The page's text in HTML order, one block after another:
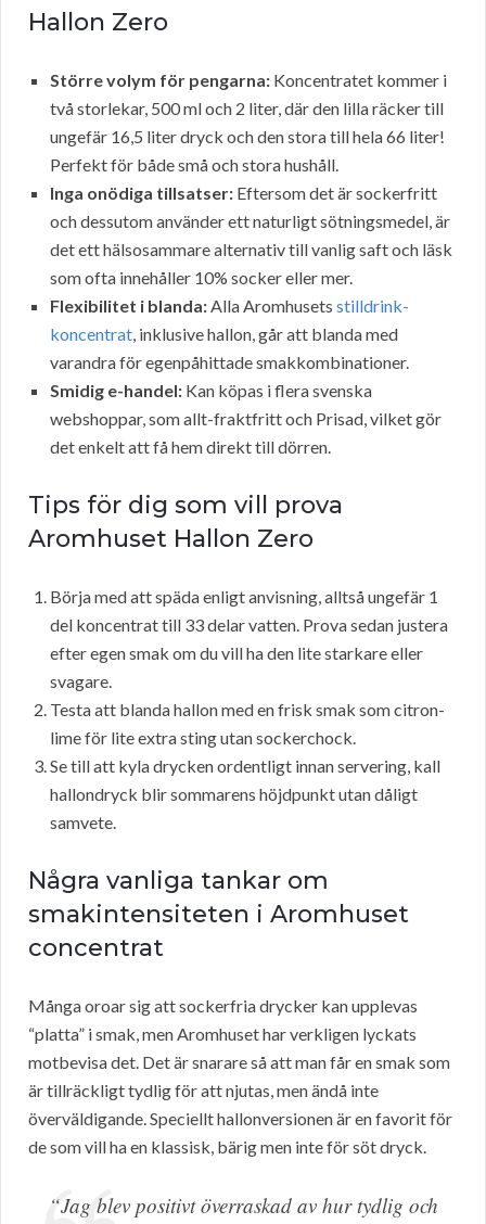
Hallon Zero
Större volym för pengarna: Koncentratet kommer i
två storlekar, 500 ml och 2 liter, där den lilla räcker till
ungefär 16,5 liter dryck och den stora till hela 66 liter!
Perfekt för både små och stora hushåll.
Inga onödiga tillsatser: Eftersom det är sockerfritt
och dessutom använder ett naturligt sötningsmedel, är
det ett hälsosammare alternativ till vanlig saft och läsk
som ofta innehåller 10% socker eller mer.
Flexibilitet i blanda:Alla Aromhusets stilldrink-
koncentrat, inklusive hallon, går att blanda med
varandra för egenpåhittade smakkombinationer.
Smidig e-handel: Kan köpas i flera svenska
webshoppar, som allt-fraktfritt och Prisad, vilket gör
det enkelt att få hem direkt till dörren.
Tips för dig som vill prova
Aromhuset Hallon Zero
Börja med att späda enligt anvisning, alltså ungefär 1
del koncentrat till 33 delar vatten. Prova sedan justera
efter egen smak om du vill ha den lite starkare eller
svagare.
Testa att blanda hallon med en frisk smak som citron-
lime för lite extra sting utan sockerchock.
Se till att kyla drycken ordentligt innan servering, kall
hallondryck blir sommarens höjdpunkt utan dåligt
samvete.
Några vanliga tankar om
smakintensiteten i Aromhuset
concentrat
Många oroar sig att sockerfria drycker kan upplevas
“platta” i smak, men Aromhuset har verkligen lyckats
motbevisa det. Det är snarare så att man får en smak som
är tillräckligt tydlig för att njutas, men ändå inte
överväldigande. Speciellt hallonversionen är en favorit för
de som vill ha en klassisk, bärig men inte för söt dryck.
“Jag blev positivt överraskad av hur tydlig och